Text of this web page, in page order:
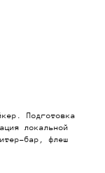
Подготовка
локальной
бар, флеш